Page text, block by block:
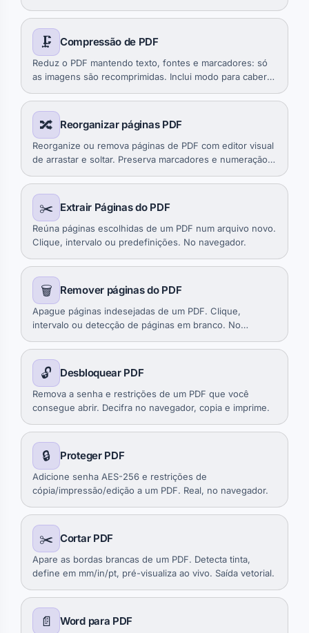
🗜️ Compressão de PDF
Reduz o PDF mantendo texto, fontes e marcadores: só
as imagens são recomprimidas. Inclui modo para caber
🔀 Reorganizar páginas PDF
Reorganize ou remova páginas de PDF com editor visual
de arrastar e soltar. Preserva marcadores e numeração.
✂️ Extrair Páginas do PDF
Reúna páginas escolhidas de um PDF num arquivo novo.
Clique, intervalo ou predefinições. No navegador.
🗑️ Remover páginas do PDF
Apague páginas indesejadas de um PDF. Clique,
intervalo ou detecção de páginas em branco. No
🔓 Desbloquear PDF
Remova a senha e restrições de um PDF que você
consegue abrir. Decifra no navegador, copia e imprime.
🔒 Proteger PDF
Adicione senha AES-256 e restrições de
cópia/impressão/edição a um PDF. Real, no navegador.
✂️ Cortar PDF
Apare as bordas brancas de um PDF. Detecta tinta,
define em mm/in/pt, pré-visualiza ao vivo. Saída vetorial.
📄 Word para PDF